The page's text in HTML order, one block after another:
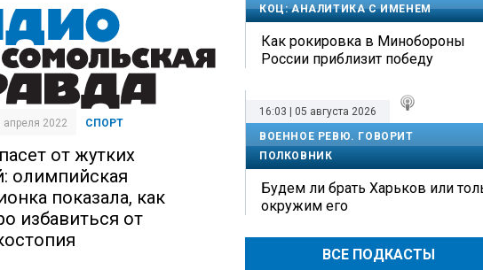
апреля 2022 СПОРТ
от жутких
олимпийская
показала, как
избавиться от
КОЦ: АНАЛИТИКА С ИМЕНЕМ
Как рокировка в Минобороны
России приблизит победу
16:03 | 05 августа 2026
ВОЕННОЕ РЕВЮ. ГОВОРИТ
ПОЛКОВНИК
Будем ли брать Харьков или
окружим его
ВСЕ ПОДКАСТЫ